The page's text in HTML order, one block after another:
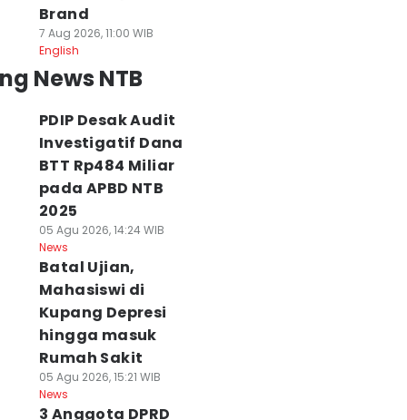
Brand
7 Aug 2026, 11:00 WIB
English
News NTB
PDIP Desak Audit
Investigatif Dana
BTT Rp484 Miliar
pada APBD NTB
2025
05 Agu 2026, 14:24 WIB
News
Batal Ujian,
Mahasiswi di
Kupang Depresi
hingga masuk
Rumah Sakit
05 Agu 2026, 15:21 WIB
News
3 Anggota DPRD